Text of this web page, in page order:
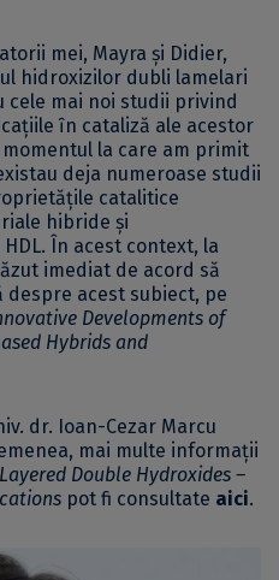
mei, Mayra şi Didier,
hidroxizilor dubli lamelari
cele mai noi studii privind
ȋn cataliză ale acestor
la care am primit
deja numeroase studii
catalitice
hibride şi
În acest context, la
imediat de acord să
acest subiect, pe
Developments of
Hybrids and
dr. Ioan-Cezar Marcu
mai multe informații
Double Hydroxides –
pot fi consultate aici.